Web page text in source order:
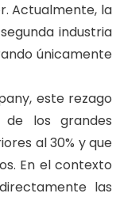
Actualmente, la
industria
únicamente
este rezago
de los grandes
al 30% y que
En el contexto
las